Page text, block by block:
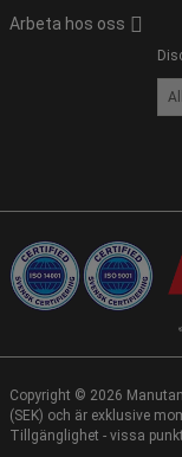
Arbeta hos oss
Copyright © 2026
(SEK) och är exklusive
Tillgänglighet - vissa